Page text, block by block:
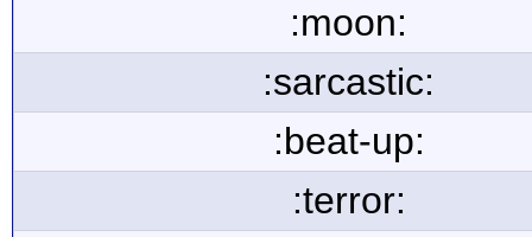
:moon:
:sarcastic:
:beat-up:
:terror: